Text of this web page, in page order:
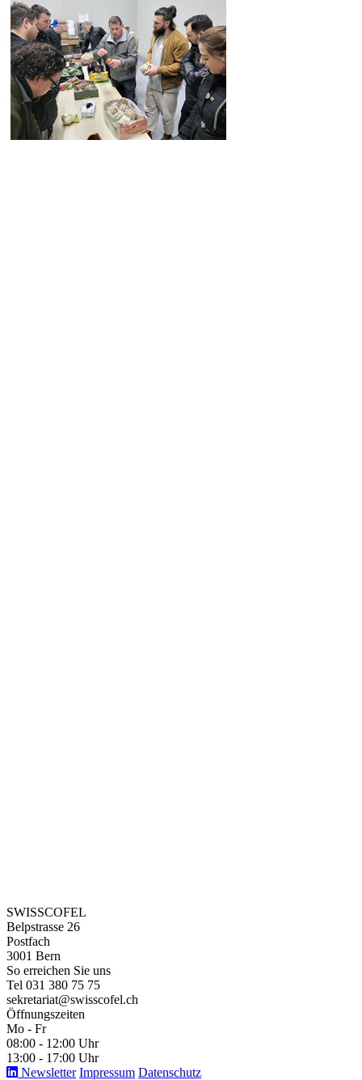
SWISSCOFEL
Belpstrasse 26
Postfach
3001 Bern
So erreichen Sie uns
Tel 031 380 75 75
sekretariat@swisscofel.ch
Öffnungszeiten
Mo - Fr
08:00 - 12:00 Uhr
13:00 - 17:00 Uhr
Newsletter Impressum Datenschutz